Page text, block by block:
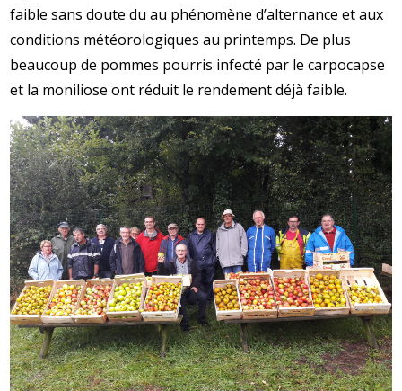
faible sans doute du au phénomène d’alternance et aux
conditions météorologiques au printemps. De plus
beaucoup de pommes pourris infecté par le carpocapse
et la moniliose ont réduit le rendement déjà faible.